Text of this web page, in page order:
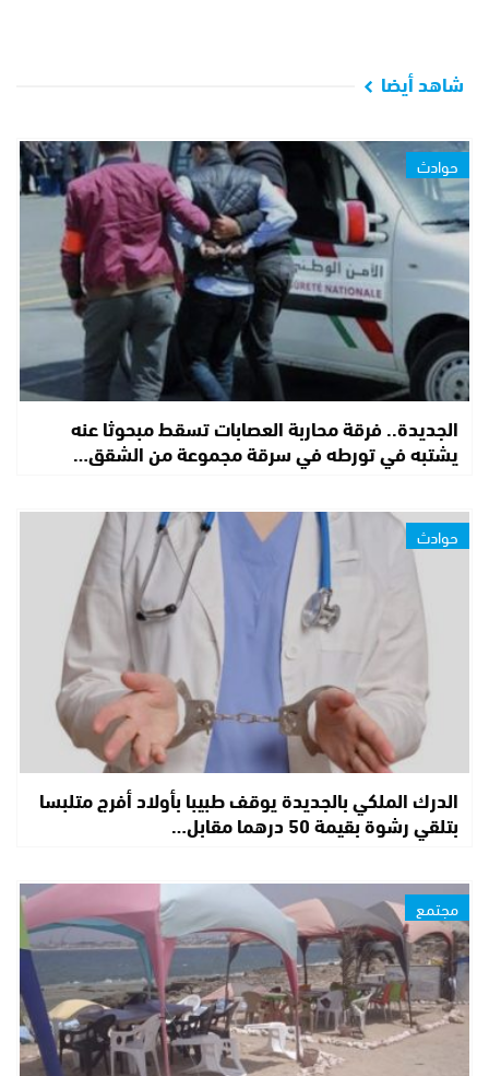
شاهد أيضا
حوادث
الجديدة.. فرقة محاربة العصابات تسقط مبحوثا عنه
يشتبه في تورطه في سرقة مجموعة من الشقق…
حوادث
الدرك الملكي بالجديدة يوقف طبيبا بأولاد أفرج متلبسا
بتلقي رشوة بقيمة 50 درهما مقابل…
مجتمع